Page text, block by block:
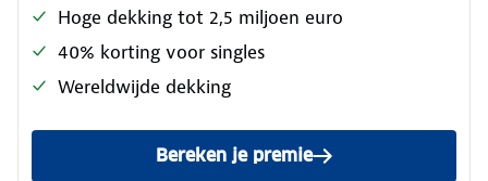
Hoge dekking tot 2,5 miljoen euro
40% korting voor singles
Wereldwijde dekking
Bereken je premie